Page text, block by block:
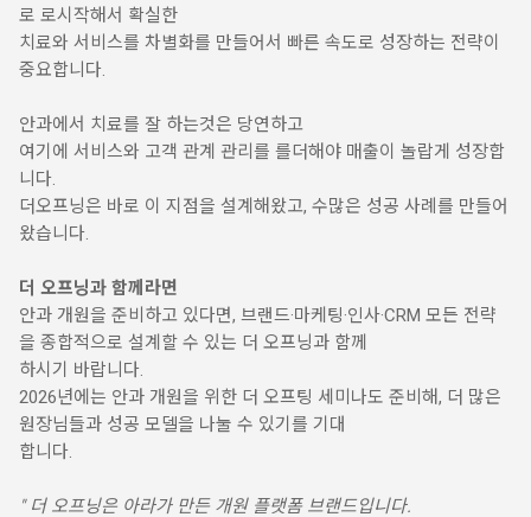
로 로시작해서 확실한
치료와 서비스를 차별화를 만들어서 빠른 속도로 성장하는 전략이
중요합니다.
안과에서 치료를 잘 하는것은 당연하고
여기에 서비스와 고객 관계 관리를 를더해야 매출이 놀랍게 성장합
니다.
더오프닝은 바로 이 지점을 설계해왔고, 수많은 성공 사례를 만들어
왔습니다.
더 오프닝과 함께라면
안과 개원을 준비하고 있다면, 브랜드·마케팅·인사·CRM 모든 전략
을 종합적으로 설계할 수 있는 더 오프닝과 함께
하시기 바랍니다.
2026년에는 안과 개원을 위한 더 오프팅 세미나도 준비해, 더 많은
원장님들과 성공 모델을 나눌 수 있기를 기대
합니다.
" 더 오프닝은 아라가 만든 개원 플랫폼 브랜드입니다.